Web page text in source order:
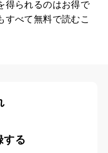
得られるのはお得で
すべて無料で読むこ
する